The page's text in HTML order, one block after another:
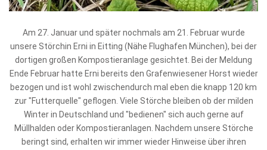
Am 27. Januar und später nochmals am 21. Februar wurde
unsere Störchin Erni in Eitting (Nähe Flughafen München), bei der
dortigen großen Kompostieranlage gesichtet. Bei der Meldung
Ende Februar hatte Erni bereits den Grafenwiesener Horst wieder
bezogen und ist wohl zwischendurch mal eben die knapp 120 km
zur "Futterquelle" geflogen. Viele Störche bleiben ob der milden
Winter in Deutschland und "bedienen" sich auch gerne auf
Müllhalden oder Kompostieranlagen. Nachdem unsere Störche
beringt sind, erhalten wir immer wieder Hinweise über ihren